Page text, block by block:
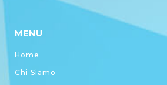
MENU
Home
Chi Siamo